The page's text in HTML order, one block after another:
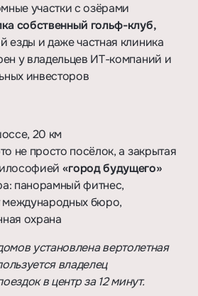
участки с озёрами
собственный гольф-клуб,
езды и даже частная клиника
у владельцев ИТ-компаний и
инвесторов
20 км
не просто посёлок, а закрытая
«город будущего»
панорамный фитнес,
международных бюро,
охрана
установлена вертолетная
владелец
в центр за 12 минут.